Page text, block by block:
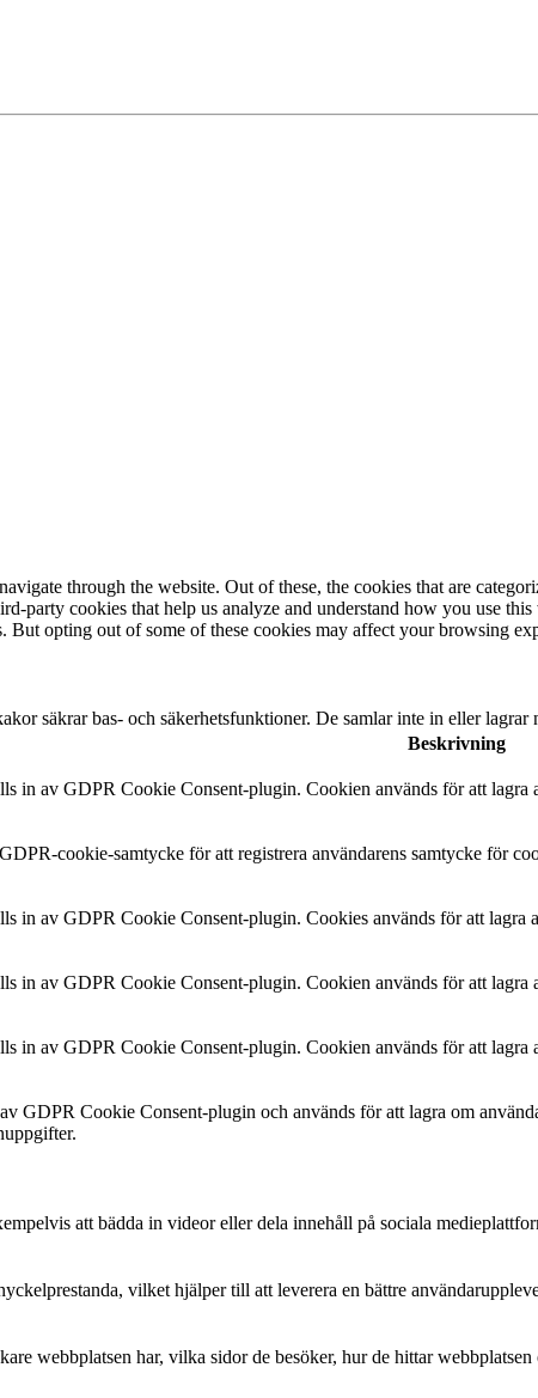
through the website. Out of these, the cookies that are
party cookies that help us analyze and understand how you use
opting out of some of these cookies may affect your browsing
säkrar bas- och säkerhetsfunktioner. De samlar inte in eller
Beskrivning
in av GDPR Cookie Consent-plugin. Cookien används för att
cookie-samtycke för att registrera användarens samtycke för
in av GDPR Cookie Consent-plugin. Cookies används för att
in av GDPR Cookie Consent-plugin. Cookien används för att
in av GDPR Cookie Consent-plugin. Cookien används för att lagra
GDPR Cookie Consent-plugin och används för att lagra om
att bädda in videor eller dela innehåll på sociala
vilket hjälper till att leverera en bättre
webbplatsen har, vilka sidor de besöker, hur de hittar webbplatsen